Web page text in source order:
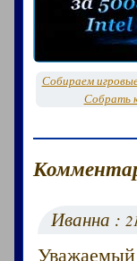
Собираем
Собрать
Иванна :